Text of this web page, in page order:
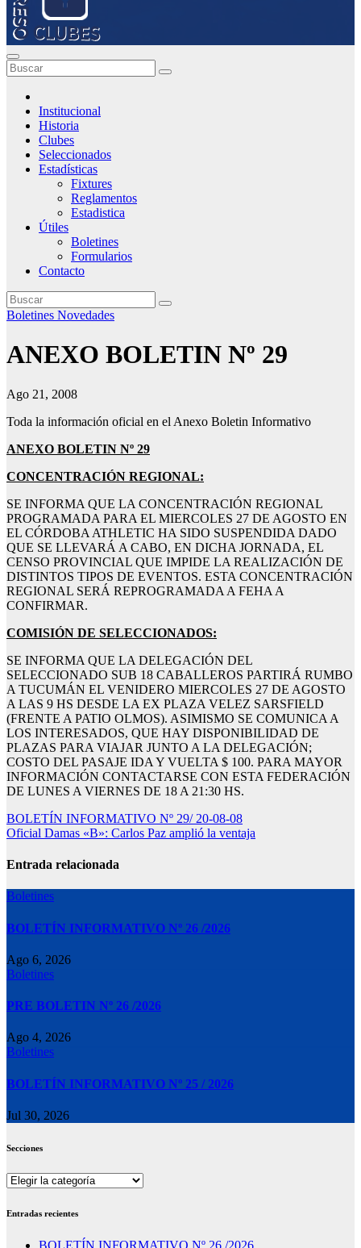
Institucional
Historia
Clubes
Seleccionados
Estadísticas
Fixtures
Reglamentos
Estadistica
Útiles
Boletines
Formularios
Contacto
Boletines Novedades
ANEXO BOLETIN Nº 29
Ago 21, 2008
Toda la información oficial en el Anexo Boletin Informativo
ANEXO BOLETIN Nº 29
CONCENTRACIÓN REGIONAL:
SE INFORMA QUE LA CONCENTRACIÓN REGIONAL
PROGRAMADA PARA EL MIERCOLES 27 DE AGOSTO EN
EL CÓRDOBA ATHLETIC HA SIDO SUSPENDIDA DADO
QUE SE LLEVARÁ A CABO, EN DICHA JORNADA, EL
CENSO PROVINCIAL QUE IMPIDE LA REALIZACIÓN DE
DISTINTOS TIPOS DE EVENTOS. ESTA CONCENTRACIÓN
REGIONAL SERÁ REPROGRAMADA A FEHA A
CONFIRMAR.
COMISIÓN DE SELECCIONADOS:
SE INFORMA QUE LA DELEGACIÓN DEL
SELECCIONADO SUB 18 CABALLEROS PARTIRÁ RUMBO
A TUCUMÁN EL VENIDERO MIERCOLES 27 DE AGOSTO
A LAS 9 HS DESDE LA EX PLAZA VELEZ SARSFIELD
(FRENTE A PATIO OLMOS). ASIMISMO SE COMUNICA A
LOS INTERESADOS, QUE HAY DISPONIBILIDAD DE
PLAZAS PARA VIAJAR JUNTO A LA DELEGACIÓN;
COSTO DEL PASAJE IDA Y VUELTA $ 100. PARA MAYOR
INFORMACIÓN CONTACTARSE CON ESTA FEDERACIÓN
DE LUNES A VIERNES DE 18 A 21:30 HS.
Navegación
de
entradas
BOLETÍN INFORMATIVO Nº 29/ 20-08-08
Oficial Damas «B»: Carlos Paz amplió la ventaja
Entrada relacionada
Boletines
BOLETÍN INFORMATIVO Nº 26 /2026
Ago 6, 2026
Boletines
PRE BOLETIN Nº 26 /2026
Ago 4, 2026
Boletines
BOLETÍN INFORMATIVO Nº 25 / 2026
Jul 30, 2026
Secciones
Secciones
Entradas recientes
BOLETÍN INFORMATIVO Nº 26 /2026